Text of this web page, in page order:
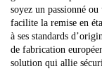
soyez un passionné
facilite la remise en
à ses standards
de fabrication
solution qui allie